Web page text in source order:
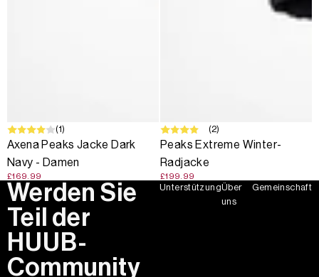
(1)
Axena Peaks Jacke Dark
Navy - Damen
£169.99
(2)
Peaks Extreme Winter-
Radjacke
£199.99
Werden Sie
Teil der
HUUB-
Community
UnterstützungÜber
uns
Gemeinschaft